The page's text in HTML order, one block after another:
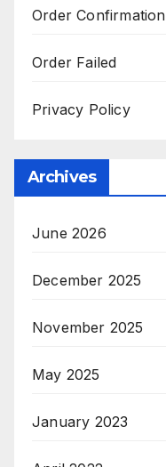
Order Confirmation
Order Failed
Privacy Policy
Archives
June 2026
December 2025
November 2025
May 2025
January 2023